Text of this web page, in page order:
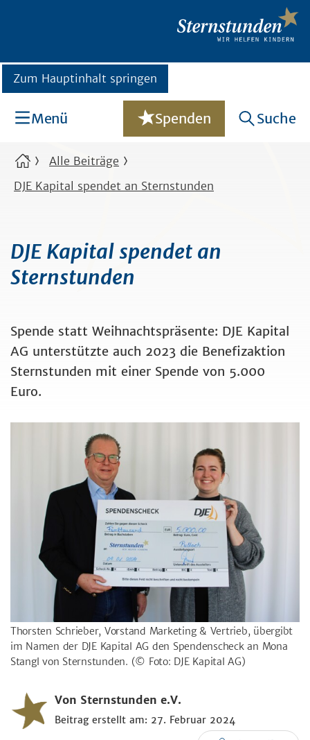
Zum Hauptinhalt springen
Menü Spenden Suche
Alle Beiträge
DJE Kapital spendet an Sternstunden
DJE Kapital spendet an
Sternstunden
Spende statt Weihnachtspräsente: DJE Kapital
AG unterstützte auch 2023 die Benefizaktion
Sternstunden mit einer Spende von 5.000
Euro.
Thorsten Schrieber, Vorstand Marketing & Vertrieb, übergibt
im Namen der DJE Kapital AG den Spendenscheck an Mona
Stangl von Sternstunden. (© Foto: DJE Kapital AG)
Von Sternstunden e.V.
Beitrag erstellt am: 27. Februar 2024